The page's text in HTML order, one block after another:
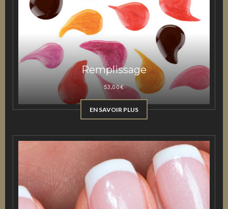
Remplissage
53,00€
EN SAVOIR PLUS